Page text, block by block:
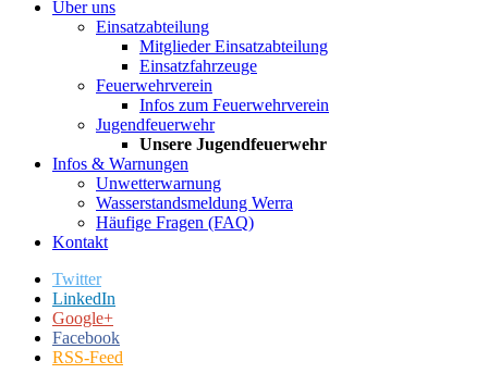
Über uns
Einsatzabteilung
Mitglieder Einsatzabteilung
Einsatzfahrzeuge
Feuerwehrverein
Infos zum Feuerwehrverein
Jugendfeuerwehr
Unsere Jugendfeuerwehr
Infos & Warnungen
Unwetterwarnung
Wasserstandsmeldung Werra
Häufige Fragen (FAQ)
Kontakt
Twitter
LinkedIn
Google+
Facebook
RSS-Feed